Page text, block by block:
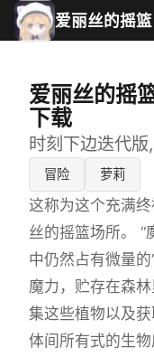
爱丽丝的摇
爱丽丝的摇
下载
时刻下边迭代
冒险 萝莉
这称为这个充满
丝的摇篮场所。 “
中仍然占有微量
魔力，贮存在森
集这些植物以及
体间所有式的生